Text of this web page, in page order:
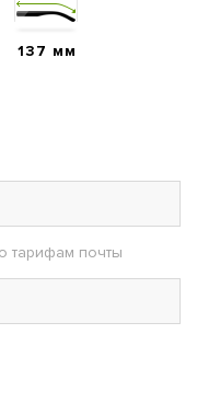
137 мм
тарифам почты